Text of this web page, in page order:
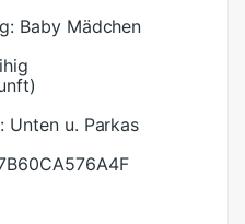
Baby Mädchen
Unten u. Parkas